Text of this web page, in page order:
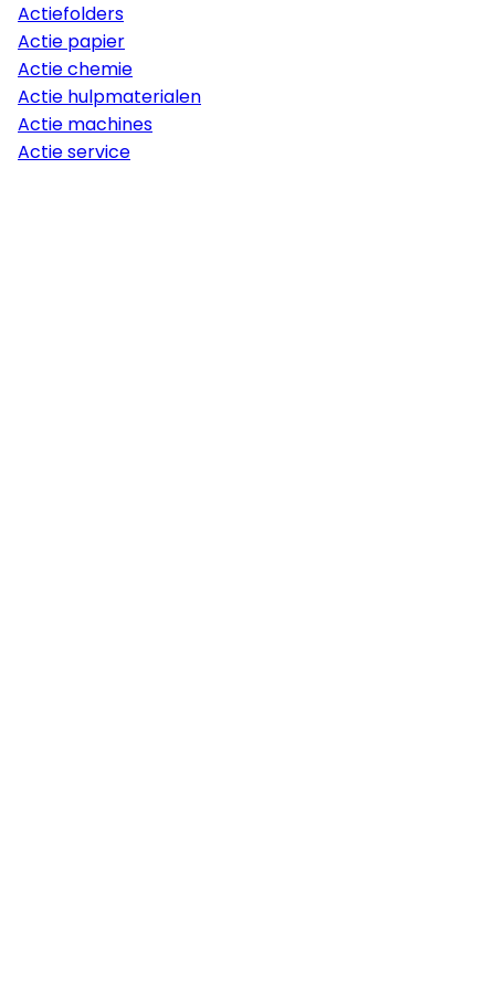
Actiefolders
Actie papier
Actie chemie
Actie hulpmaterialen
Actie machines
Actie service